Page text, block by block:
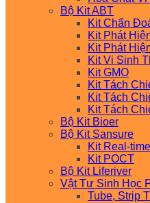
Bộ Kit ABT
Kit Chẩn
Kit Phát
Kit Phát
Kit Vi Sinh
Kit GMO
Kit Tách
Kit Tách
Kit Tách
Bộ Kit Bioer
Bộ Kit Sansure
Kit Real-
Kit POCT
Bộ Kit Liferiver
Vật Tư Sinh Học
Tube, Strip